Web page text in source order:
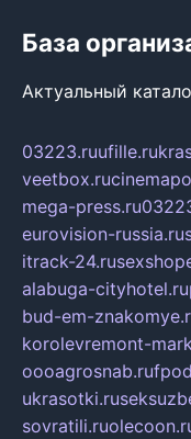
База
Актуальный
03223.ruufille.ru
veetbox.ru
mega-press.ru
eurovision-russia.ru
itrack-24.ru
alabuga-cityhotel.ru
bud-em-
korolevremont-
oooagrosnab.ru
ukrasotki.ru
sovratili.ru